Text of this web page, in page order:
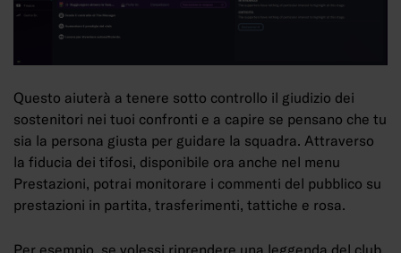
Questo aiuterà a tenere sotto controllo il giudizio dei
sostenitori nei tuoi confronti e a capire se pensano che tu
sia la persona giusta per guidare la squadra. Attraverso
la fiducia dei tifosi, disponibile ora anche nel menu
Prestazioni, potrai monitorare i commenti del pubblico su
prestazioni in partita, trasferimenti, tattiche e rosa.